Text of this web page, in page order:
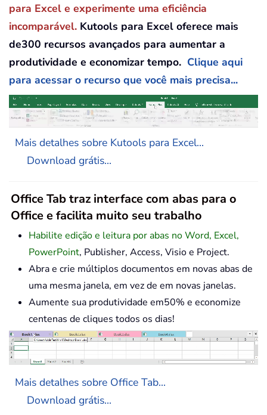
para Excel e experimente uma eficiência
incomparável. Kutools para Excel oferece mais
de300 recursos avançados para aumentar a
produtividade e economizar tempo. Clique aqui
para acessar o recurso que você mais precisa...
Mais detalhes sobre Kutools para Excel...
Download grátis...
Office Tab traz interface com abas para o
Office e facilita muito seu trabalho
Habilite edição e leitura por abas no Word, Excel,
PowerPoint, Publisher, Access, Visio e Project.
Abra e crie múltiplos documentos em novas abas de
uma mesma janela, em vez de em novas janelas.
Aumente sua produtividade em50% e economize
centenas de cliques todos os dias!
Mais detalhes sobre Office Tab...
Download grátis...